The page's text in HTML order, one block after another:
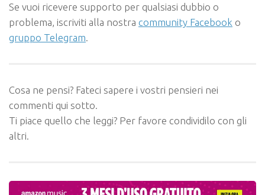
Se vuoi ricevere supporto per qualsiasi dubbio o
problema, iscriviti alla nostra community Facebook o
gruppo Telegram.
Cosa ne pensi? Fateci sapere i vostri pensieri nei
commenti qui sotto.
Ti piace quello che leggi? Per favore condividilo con gli
altri.